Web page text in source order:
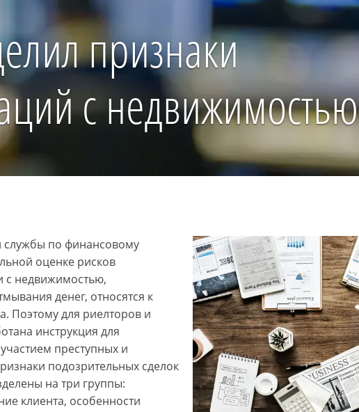
признаки
с недвижимостью
службы по финансовому
оценке рисков
с недвижимостью,
денег, относятся к
Поэтому для риелторов и
инструкция для
преступных и
подозрительных сделок
на три группы:
клиента, особенности